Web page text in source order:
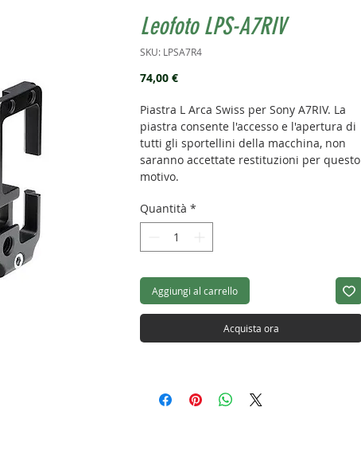
Leofoto LPS-A7RIV
SKU: LPSA7R4
74,00 €Prezzo
Piastra L Arca Swiss per Sony A7RIV. La
piastra consente l'accesso e l'apertura di
tutti gli sportellini della macchina, non
saranno accettate restituzioni per questo
motivo.
Lunghezza: 141mm
Larghezza: 70mm
Altezza: 91mm
Attacco: Arca - swiss
Quantità *
Aggiungi al carrello
Acquista ora